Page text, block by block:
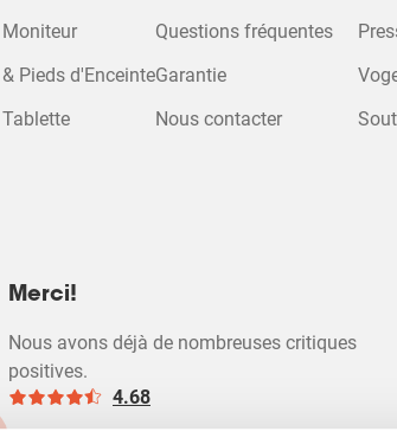
Pieds d'Enceinte
Questions fréquentes
Garantie
Nous contacter
Merci!
Nous avons déjà de nombreuses critiques
positives.
4.68